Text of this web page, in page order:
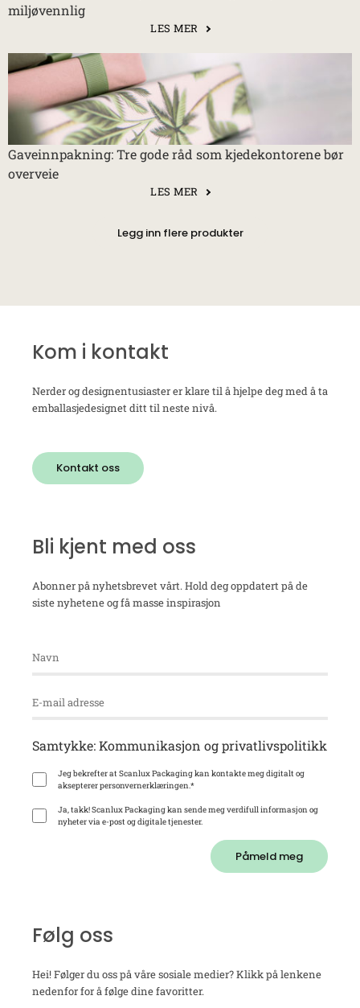
miljøvennlig
LES MER
Gaveinnpakning: Tre gode råd som kjedekontorene bør
overveie
LES MER
Legg inn flere produkter
Kom i kontakt
Nerder og designentusiaster er klare til å hjelpe deg med å ta
emballasjedesignet ditt til neste nivå.
Kontakt oss
Bli kjent med oss
Abonner på nyhetsbrevet vårt. Hold deg oppdatert på de
siste nyhetene og få masse inspirasjon
Samtykke: Kommunikasjon og privatlivspolitikk
Jeg bekrefter at Scanlux Packaging kan kontakte meg digitalt og
aksepterer personvernerklæringen.*
Ja, takk! Scanlux Packaging kan sende meg verdifull informasjon og
nyheter via e-post og digitale tjenester.
Påmeld meg
Følg oss
Hei! Følger du oss på våre sosiale medier? Klikk på lenkene
nedenfor for å følge dine favoritter.